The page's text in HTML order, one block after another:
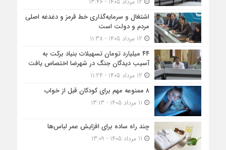
اشتغال و سرمایه‌گذاری خط قرمز و دغدغه اصلی
مردم و دولت است
۴۴ میلیارد تومان تسهیلات بنیاد برکت به
آسیب دیدگان جنگ در شهرضا اختصاص یافت
۸ ممنوعه مهم برای کودکان قبل از خواب
چند راه ساده برای افزایش عمر لباس‌ها